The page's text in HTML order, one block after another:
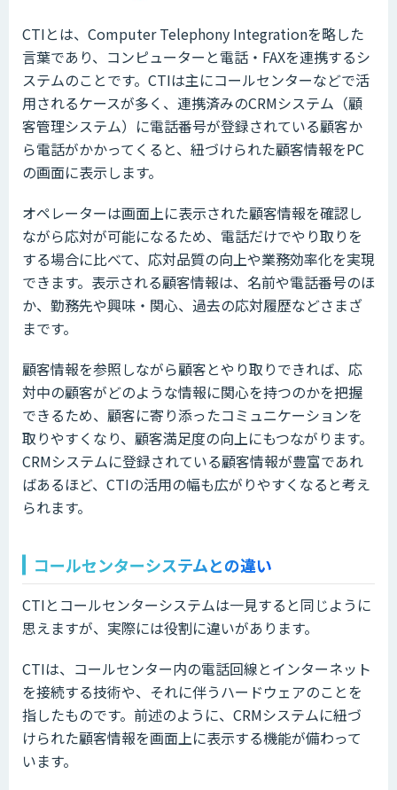
CTIとは、Computer Telephony Integrationを略した
言葉であり、コンピューターと電話・FAXを連携するシ
ステムのことです。CTIは主にコールセンターなどで活
用されるケースが多く、連携済みのCRMシステム（顧
客管理システム）に電話番号が登録されている顧客か
ら電話がかかってくると、紐づけられた顧客情報をPC
の画面に表示します。
オペレーターは画面上に表示された顧客情報を確認し
ながら応対が可能になるため、電話だけでやり取りを
する場合に比べて、応対品質の向上や業務効率化を実現
できます。表示される顧客情報は、名前や電話番号のほ
か、勤務先や興味・関心、過去の応対履歴などさまざ
まです。
顧客情報を参照しながら顧客とやり取りできれば、応
対中の顧客がどのような情報に関心を持つのかを把握
できるため、顧客に寄り添ったコミュニケーションを
取りやすくなり、顧客満足度の向上にもつながります。
CRMシステムに登録されている顧客情報が豊富であれ
ばあるほど、CTIの活用の幅も広がりやすくなると考え
られます。
コールセンターシステムとの違い
CTIとコールセンターシステムは一見すると同じように
思えますが、実際には役割に違いがあります。
CTIは、コールセンター内の電話回線とインターネット
を接続する技術や、それに伴うハードウェアのことを
指したものです。前述のように、CRMシステムに紐づ
けられた顧客情報を画面上に表示する機能が備わって
います。